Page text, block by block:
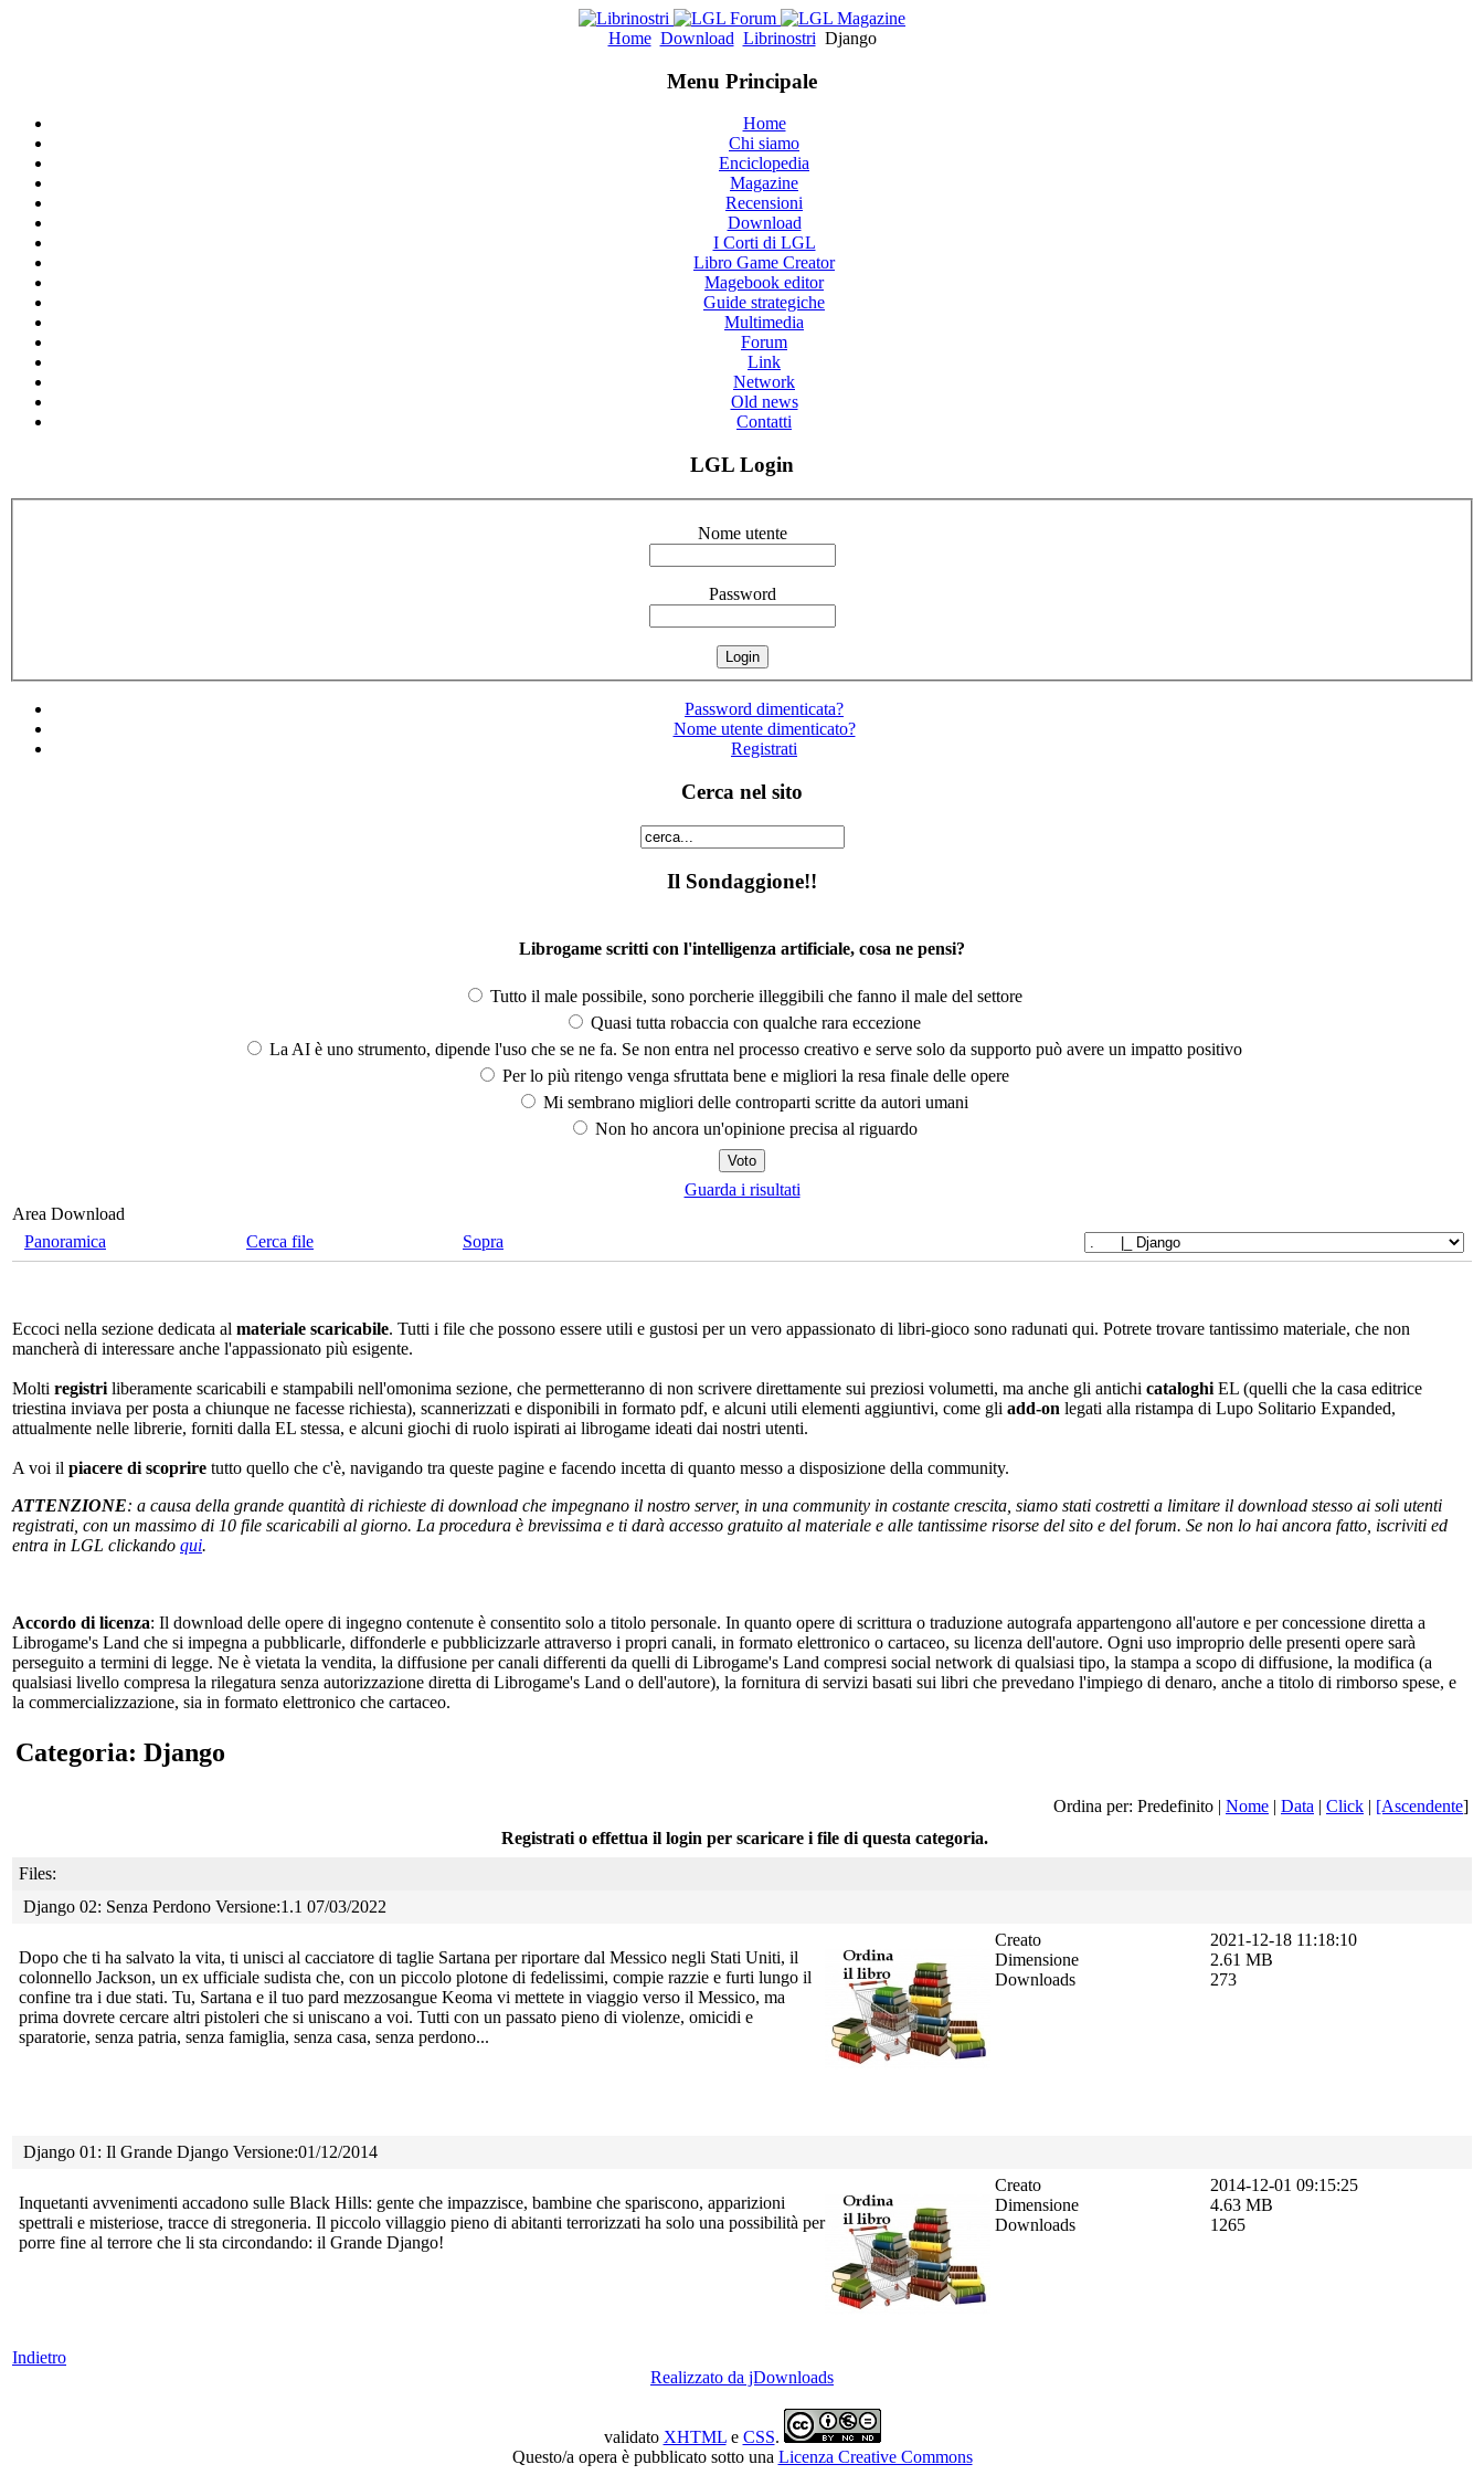
Home Download Librinostri Django
Menu Principale
Home
Chi siamo
Enciclopedia
Magazine
Recensioni
Download
I Corti di LGL
Libro Game Creator
Magebook editor
Guide strategiche
Multimedia
Forum
Link
Network
Old news
Contatti
LGL Login
Nome utente
Password
Password dimenticata?
Nome utente dimenticato?
Registrati
Cerca nel sito
Il Sondaggione!!
Librogame scritti con l'intelligenza artificiale, cosa ne pensi?
Tutto il male possibile, sono porcherie illeggibili che fanno il male del settore
Quasi tutta robaccia con qualche rara eccezione
La AI è uno strumento, dipende l'uso che se ne fa. Se non entra nel processo creativo e serve solo da supporto può avere un impatto positivo
Per lo più ritengo venga sfruttata bene e migliori la resa finale delle opere
Mi sembrano migliori delle controparti scritte da autori umani
Non ho ancora un'opinione precisa al riguardo
Guarda i risultati
Area Download
Panoramica
Cerca file Sopra
Eccoci nella sezione dedicata al materiale scaricabile. Tutti i file che possono essere utili e gustosi per un vero appassionato di libri-gioco sono radunati qui. Potrete trovare tantissimo materiale, che non
mancherà di interessare anche l'appassionato più esigente.
Molti registri liberamente scaricabili e stampabili nell'omonima sezione, che permetteranno di non scrivere direttamente sui preziosi volumetti, ma anche gli antichi cataloghi EL (quelli che la casa editrice
triestina inviava per posta a chiunque ne facesse richiesta), scannerizzati e disponibili in formato pdf, e alcuni utili elementi aggiuntivi, come gli add-on legati alla ristampa di Lupo Solitario Expanded,
attualmente nelle librerie, forniti dalla EL stessa, e alcuni giochi di ruolo ispirati ai librogame ideati dai nostri utenti.
A voi il piacere di scoprire tutto quello che c'è, navigando tra queste pagine e facendo incetta di quanto messo a disposizione della community.
ATTENZIONE: a causa della grande quantità di richieste di download che impegnano il nostro server, in una community in costante crescita, siamo stati costretti a limitare il download stesso ai soli utenti
registrati, con un massimo di 10 file scaricabili al giorno. La procedura è brevissima e ti darà accesso gratuito al materiale e alle tantissime risorse del sito e del forum. Se non lo hai ancora fatto, iscriviti ed
entra in LGL clickando qui.
Accordo di licenza: Il download delle opere di ingegno contenute è consentito solo a titolo personale. In quanto opere di scrittura o traduzione autografa appartengono all'autore e per concessione diretta a
Librogame's Land che si impegna a pubblicarle, diffonderle e pubblicizzarle attraverso i propri canali, in formato elettronico o cartaceo, su licenza dell'autore. Ogni uso improprio delle presenti opere sarà
perseguito a termini di legge. Ne è vietata la vendita, la diffusione per canali differenti da quelli di Librogame's Land compresi social network di qualsiasi tipo, la stampa a scopo di diffusione, la modifica (a
qualsiasi livello compresa la rilegatura senza autorizzazione diretta di Librogame's Land o dell'autore), la fornitura di servizi basati sui libri che prevedano l'impiego di denaro, anche a titolo di rimborso spese, e
la commercializzazione, sia in formato elettronico che cartaceo.
Categoria: Django
Ordina per: Predefinito | Nome | Data | Click | [Ascendente]
Registrati o effettua il login per scaricare i file di questa categoria.
Files:
Django 02: Senza Perdono Versione:1.1 07/03/2022
Dopo che ti ha salvato la vita, ti unisci al cacciatore di taglie Sartana per riportare dal Messico negli Stati Uniti, il
colonnello Jackson, un ex ufficiale sudista che, con un piccolo plotone di fedelissimi, compie razzie e furti lungo il
confine tra i due stati. Tu, Sartana e il tuo pard mezzosangue Keoma vi mettete in viaggio verso il Messico, ma
prima dovrete cercare altri pistoleri che si uniscano a voi. Tutti con un passato pieno di violenze, omicidi e
sparatorie, senza patria, senza famiglia, senza casa, senza perdono...
Creato
Dimensione
Downloads
2021-12-18 11:18:10
2.61 MB
273
Django 01: Il Grande Django Versione:01/12/2014
Inquetanti avvenimenti accadono sulle Black Hills: gente che impazzisce, bambine che spariscono, apparizioni
spettrali e misteriose, tracce di stregoneria. Il piccolo villaggio pieno di abitanti terrorizzati ha solo una possibilità per
porre fine al terrore che li sta circondando: il Grande Django!
Creato
Dimensione
Downloads
2014-12-01 09:15:25
4.63 MB
1265
Indietro
Realizzato da jDownloads
validato XHTMLe CSS.
Questo/a opera è pubblicato sotto una Licenza Creative Commons